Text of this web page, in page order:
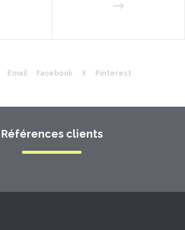
Email Facebook X Pinterest
Références clients